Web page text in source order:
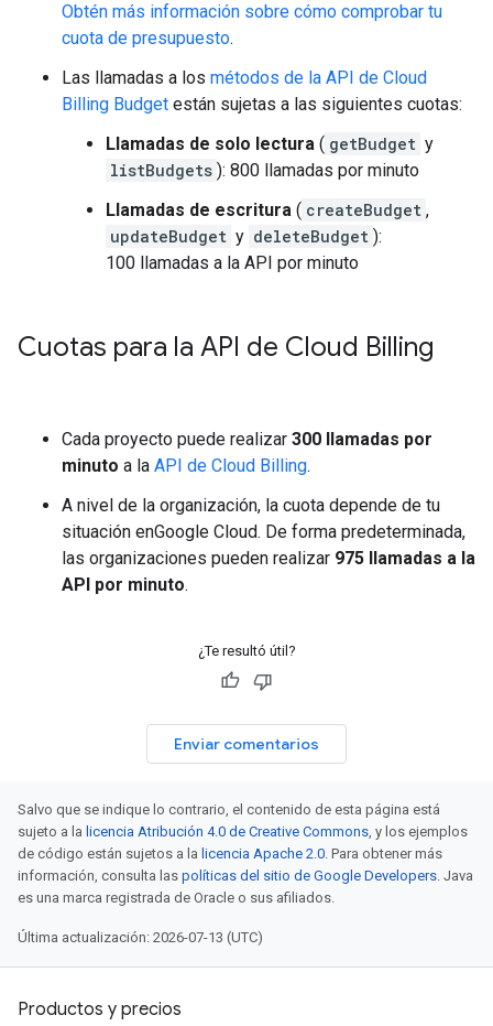
Obtén más información sobre cómo comprobar tu
cuota de presupuesto.
Las llamadas a los métodos de la API de Cloud
Billing Budget están sujetas a las siguientes cuotas:
Llamadas de solo lectura ( getBudget y
listBudgets ): 800 llamadas por minuto
Llamadas de escritura ( createBudget ,
updateBudget y deleteBudget ):
100 llamadas a la API por minuto
Cuotas para la API de Cloud Billing
Cada proyecto puede realizar 300 llamadas por
minuto a la API de Cloud Billing.
A nivel de la organización, la cuota depende de tu
situación enGoogle Cloud. De forma predeterminada,
las organizaciones pueden realizar 975 llamadas a la
API por minuto.
¿Te resultó útil?
Enviar comentarios
Salvo que se indique lo contrario, el contenido de esta página está
sujeto a la licencia Atribución 4.0 de Creative Commons, y los ejemplos
de código están sujetos a la licencia Apache 2.0. Para obtener más
información, consulta las políticas del sitio de Google Developers. Java
es una marca registrada de Oracle o sus afiliados.
Última actualización: 2026-07-13 (UTC)
Productos y precios